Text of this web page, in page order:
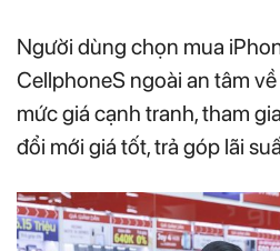
Người dùng chọn mua
CellphoneS ngoài an tâm
mức giá cạnh tranh, tham
đổi mới giá tốt, trả góp lãi